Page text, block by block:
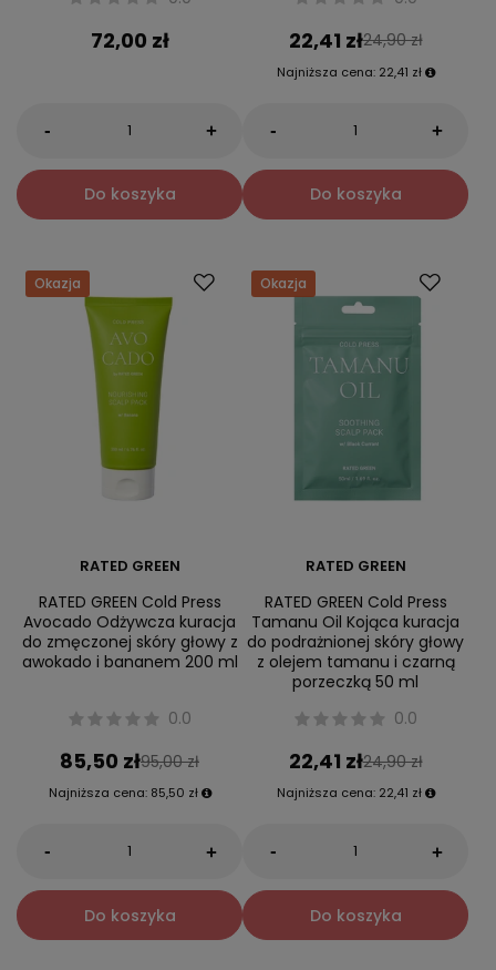
72,00 zł
- +
Do koszyka
22,41 zł24,90 zł
Najniższa cena: 22,41 zł
- +
Do koszyka
Okazja
RATED GREEN
RATED GREEN Cold Press
Avocado Odżywcza kuracja
do zmęczonej skóry głowy z
awokado i bananem 200 ml
0.0
85,50 zł95,00 zł
Najniższa cena: 85,50 zł
- +
Do koszyka
Okazja
RATED GREEN
RATED GREEN Cold Press
Tamanu Oil Kojąca kuracja
do podrażnionej skóry głowy
z olejem tamanu i czarną
porzeczką 50 ml
0.0
22,41 zł24,90 zł
Najniższa cena: 22,41 zł
- +
Do koszyka